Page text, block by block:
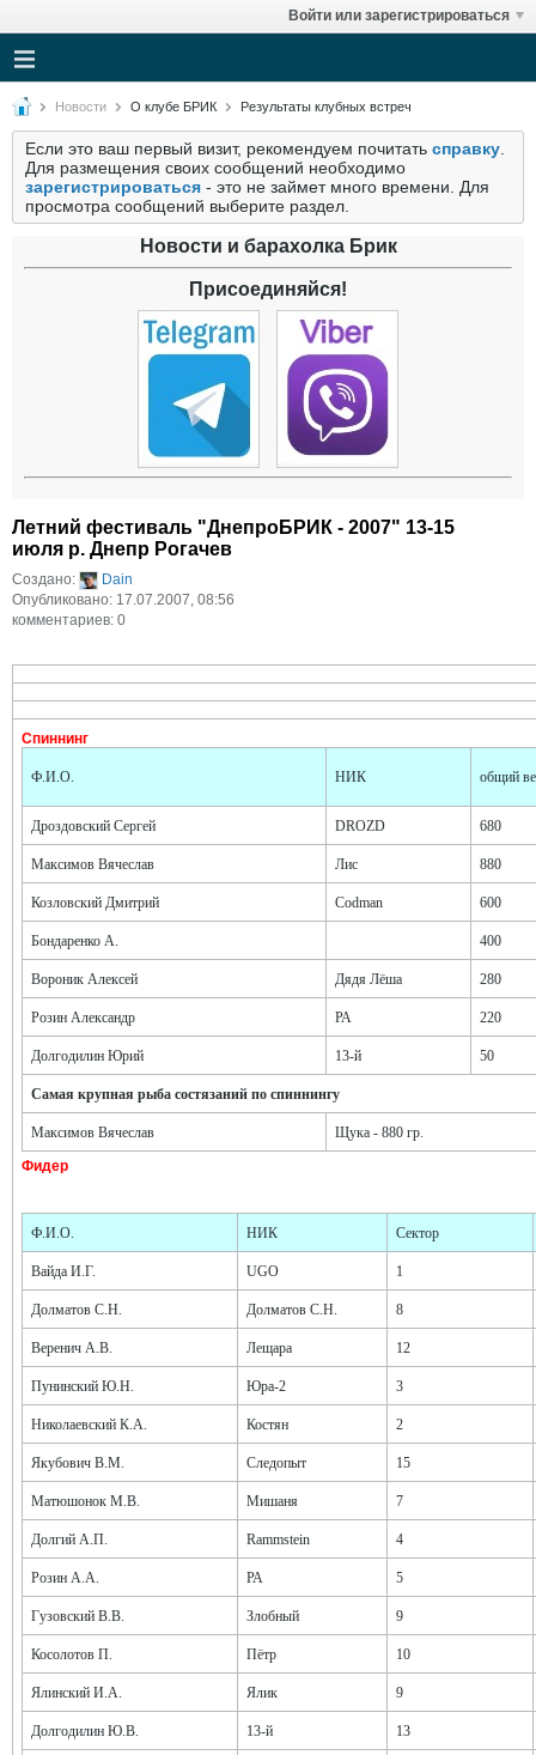
Войти или зарегистрироваться
Новости О клубе БРИК Результаты клубных встреч
Если это ваш первый визит, рекомендуем почитать справку
Для размещения своих сообщений необходимо
зарегистрироваться - это не займет много времени. Для
просмотра сообщений выберите раздел.
Новости и барахолка Брик
Присоединяйся!
Летний фестиваль "ДнепроБРИК - 2007" 13-15
июля р. Днепр Рогачев
Создано:
Dain
Опубликовано: 17.07.2007, 08:56
комментариев: 0
Спиннинг
Ф.И.О. НИК общий
Дроздовский Сергей DROZD 680
Максимов Вячеслав Лис 880
Козловский Дмитрий Codman 600
Бондаренко А. 400
Вороник Алексей Дядя Лёша 280
Розин Александр РА 220
Долгодилин Юрий 13-й 50
Самая крупная рыба состязаний по спиннингу
Максимов Вячеслав
Щука - 880 гр.
Фидер
Ф.И.О. НИК Сектор
Вайда И.Г. UGO 1
Долматов С.Н. Долматов С.Н. 8
Веренич А.В. Лещара 12
Пунинский Ю.Н. Юра-2 3
Николаевский К.А. Костян 2
Якубович В.М. Следопыт 15
Матюшонок М.В. Мишаня 7
Долгий А.П. Rammstein 4
Розин А.А. РА 5
Гузовский В.В. Злобный 9
Косолотов П. Пётр 10
Ялинский И.А. Ялик 9
Долгодилин Ю.В. 13-й 13